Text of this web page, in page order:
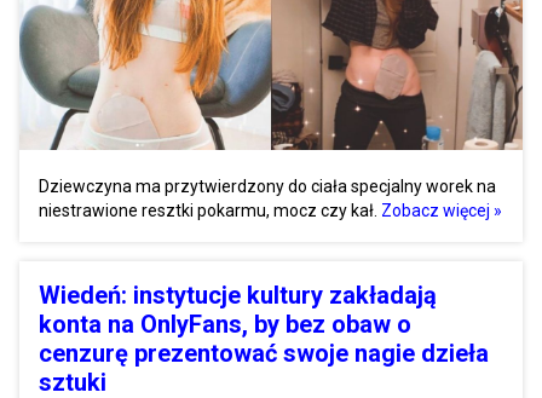
Dziewczyna ma przytwierdzony do ciała specjalny worek na
niestrawione resztki pokarmu, mocz czy kał. Zobacz więcej »
Wiedeń: instytucje kultury zakładają
konta na OnlyFans, by bez obaw o
cenzurę prezentować swoje nagie dzieła
sztuki